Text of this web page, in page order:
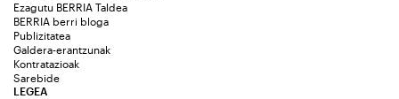
Ezagutu BERRIA Taldea
BERRIA berri bloga
Publizitatea
Galdera-erantzunak
Kontratazioak
Sarebide
LEGEA